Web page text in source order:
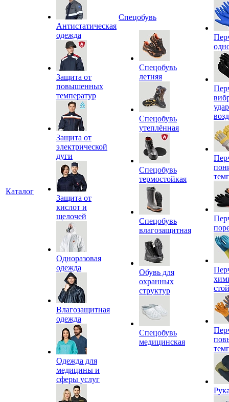
Каталог
Антистатическая
одежда
Защита от
повышенных
температур
Защита от
электрической
дуги
Защита от
кислот и
щелочей
Одноразовая
одежда
Влагозащитная
одежда
Одежда для
медицины и
сферы услуг
Спецобувь
Спецобувь
летняя
Спецобувь
утеплённая
Спецобувь
термостойкая
Спецобувь
влагозащитная
Обувь для
охранных
структур
Спецобувь
медицинская